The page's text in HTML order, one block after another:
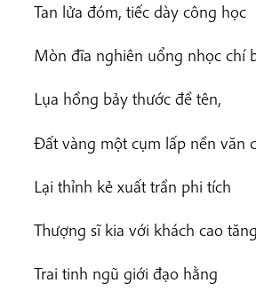
Tan lửa đóm, tiếc dày công học
Mòn đĩa nghiên uổng nhọc chí
Lụa hồng bảy thước đề tên,
Đất vàng một cụm lấp nền văn
Lại thỉnh kẻ xuất trần phi tích
Thượng sĩ kia với khách cao tăng
Trai tinh ngũ giới đạo hằng